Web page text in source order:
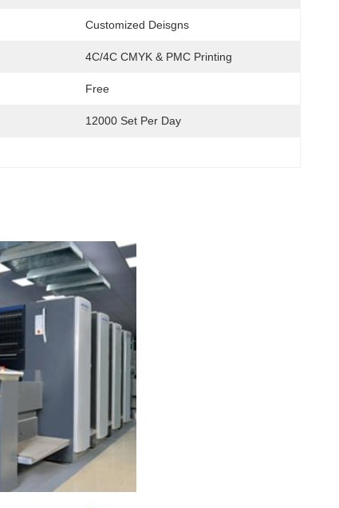
Customized Deisgns
4C/4C CMYK & PMC Printing
Free
12000 Set Per Day